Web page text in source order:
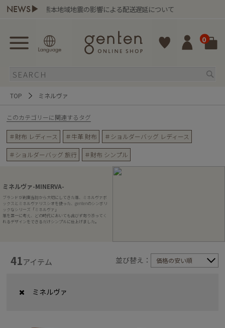
NEWS▶
域地震の影響による配送遅延について
0
TOP ミネルヴァ
このカテゴリーに関連するタグ
＃財布 レディース ＃牛革 財布 ＃ショルダーバッグ レディース
＃ショルダーバッグ 旅行 ＃財布 シンプル
ミネルヴァ-MINERVA-
ブランドが創業当初から大切にしてきた革、ミネルヴァボ
ックスとミネルヴァリスシオを使った、gentenのシンボリ
ックなシリーズ「ミネルヴァ」
革を第一に考え、どの時代においても古びず寄り添ってく
れるデザインをできるだけシンプルに仕上げました。
41アイテム 並び替え： 価格の安い順
ミネルヴァ